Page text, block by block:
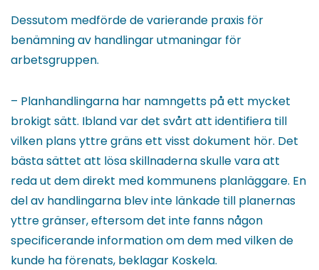
Dessutom medförde de varierande praxis för
benämning av handlingar utmaningar för
arbetsgruppen.
– Planhandlingarna har namngetts på ett mycket
brokigt sätt. Ibland var det svårt att identifiera till
vilken plans yttre gräns ett visst dokument hör. Det
bästa sättet att lösa skillnaderna skulle vara att
reda ut dem direkt med kommunens planläggare. En
del av handlingarna blev inte länkade till planernas
yttre gränser, eftersom det inte fanns någon
specificerande information om dem med vilken de
kunde ha förenats, beklagar Koskela.